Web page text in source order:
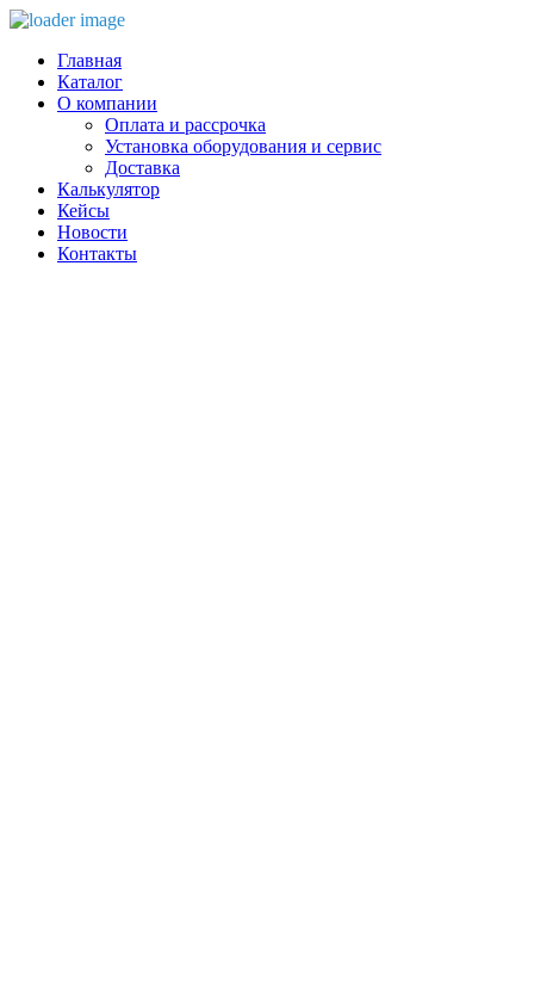
Главная
Каталог
О компании
Оплата и рассрочка
Установка оборудования и сервис
Доставка
Калькулятор
Кейсы
Новости
Контакты